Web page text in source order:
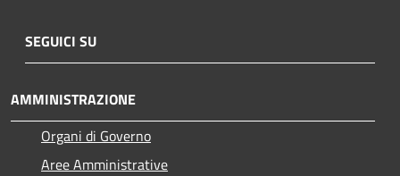
SEGUICI SU
AMMINISTRAZIONE
Organi di Governo
Aree Amministrative